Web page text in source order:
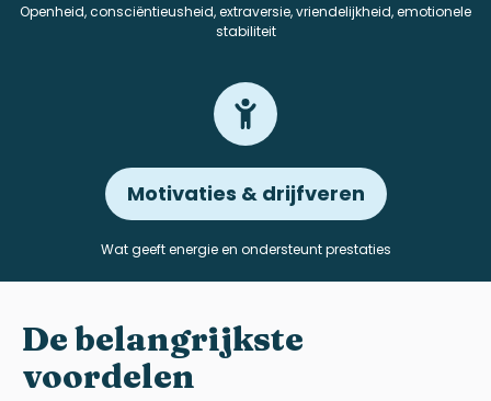
Openheid,consciëntieusheid, extraversie, vriendelijkheid, emotionele
stabiliteit
Motivaties & drijfveren
Wat geeft energie en ondersteunt prestaties
Debelangrijkste
voordelen